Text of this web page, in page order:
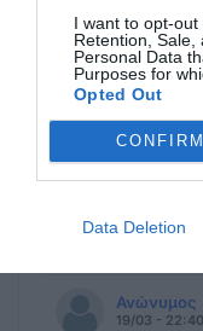
I want to opt-out
Retention, Sale,
Personal Data
Purposes for
Opted Out
CONFIRM
Data Deletion
Ανώνυμος
20/03 - 00:01
Να πούμε κάτι
Τι σχέση
φανάρια ρε
μάλλον άμα
το πείτε το
Ανώνυμος
19/03 - 22:40